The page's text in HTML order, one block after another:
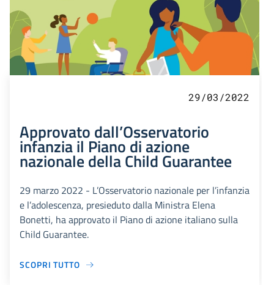
29/03/2022
Approvato dall’Osservatorio
infanzia il Piano di azione
nazionale della Child Guarantee
29 marzo 2022 - L’Osservatorio nazionale per l’infanzia
e l’adolescenza, presieduto dalla Ministra Elena
Bonetti, ha approvato il Piano di azione italiano sulla
Child Guarantee.
SCOPRI TUTTO